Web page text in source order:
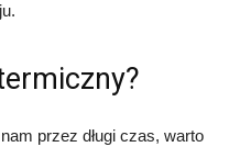
przez długi czas, warto